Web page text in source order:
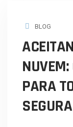
BLOG
PARA
SEGURA